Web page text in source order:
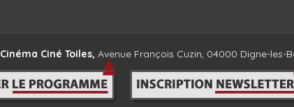
Cinéma Ciné Toiles, Avenue François Cuzin, 04000 Digne-les-